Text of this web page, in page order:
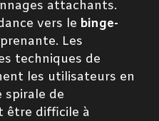
attachants.
vers le binge-
Les
techniques de
les utilisateurs en
spirale de
être difficile à